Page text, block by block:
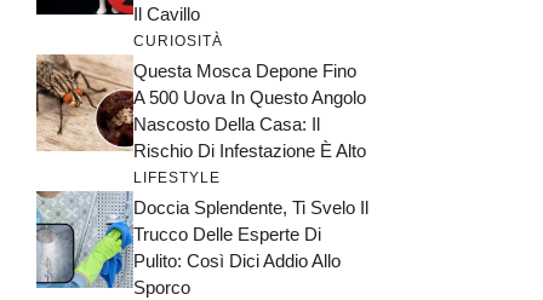
Il Cavillo
CURIOSITÀ
Questa Mosca Depone Fino
A 500 Uova In Questo Angolo
Nascosto Della Casa: Il
Rischio Di Infestazione È Alto
LIFESTYLE
Doccia Splendente, Ti Svelo Il
Trucco Delle Esperte Di
Pulito: Così Dici Addio Allo
Sporco